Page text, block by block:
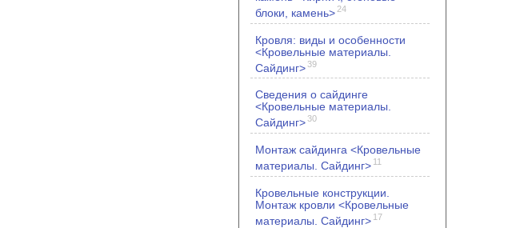
блоки, камень> 24
Кровля: виды и особенности
<Кровельные материалы.
Сайдинг>39
Сведения о сайдинге
<Кровельные материалы.
Сайдинг>30
Монтаж сайдинга <Кровельные
материалы. Сайдинг> 11
Кровельные конструкции.
Монтаж кровли <Кровельные
материалы. Сайдинг> 17